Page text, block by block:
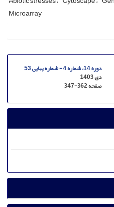
Microarray
دوره 14، شماره 4 - شماره پیاپی 53
دی 1403
صفحه347-362